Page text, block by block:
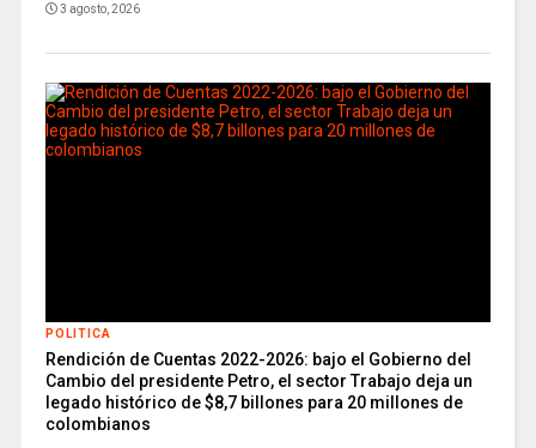
3 agosto, 2026
POLITICA
Rendición de Cuentas 2022-2026: bajo el Gobierno del
Cambio del presidente Petro, el sector Trabajo deja un
legado histórico de $8,7 billones para 20 millones de
colombianos